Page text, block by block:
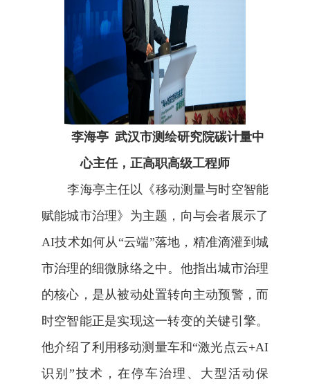
李海亭 武汉市测绘研究院碳计量中
心主任，正高职高级工程师
李海亭主任以《移动测量与时空智能
赋能城市治理》为主题，向与会者展示了
AI技术如何从“云端”落地，精准滴灌到城
市治理的细微脉络之中。他指出城市治理
的核心，是从被动处置转向主动预警，而
时空智能正是实现这一转变的关键引擎。
他介绍了利用移动测量车和“激光点云+AI
识别”技术，在停车治理 、 大型活动保